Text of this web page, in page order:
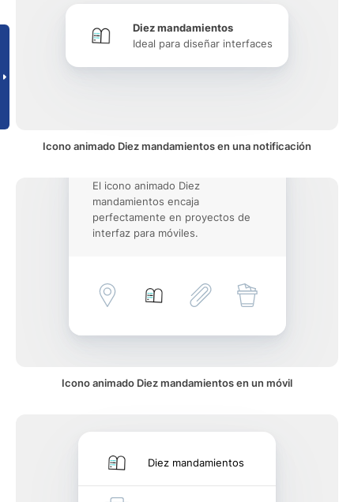
Diez mandamientos
Ideal para diseñar interfaces
Icono animado Diez mandamientos en una notificación
El icono animado Diez
mandamientos encaja
perfectamente en proyectos de
interfaz para móviles.
Icono animado Diez mandamientos en un móvil
Diez mandamientos